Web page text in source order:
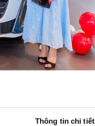
Thông tin chi tiết